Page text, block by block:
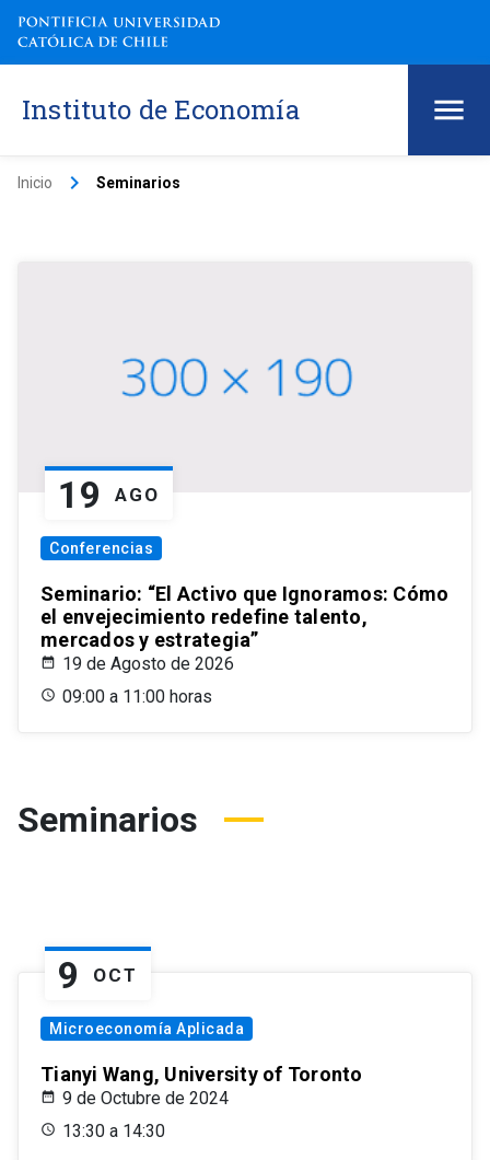
Instituto de Economía
Inicio keyboard_arrow_right Seminarios
19 AGO
Conferencias
Seminario: “El Activo que Ignoramos: Cómo
el envejecimiento redefine talento,
mercados y estrategia”
19 de Agosto de 2026
09:00 a 11:00 horas
Seminarios
9 OCT
Microeconomía Aplicada
Tianyi Wang, University of Toronto
9 de Octubre de 2024
13:30 a 14:30